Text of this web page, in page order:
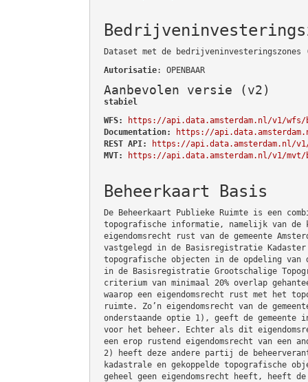
Dataset met de bedrijveninvesteringszones
Autorisatie: OPENBAAR
Aanbevolen versie (v2)
stabiel
WFS:
https://api.data.amsterdam.nl/v1/wfs/
Documentation:
https://
REST API:
https://api.data.amsterdam.nl/
MVT:
https://api.data.amsterdam.nl/v1/
Beheerkaart Basis
De Beheerkaart Publieke Ruimte is een
topografische informatie, namelijk van de
eigendomsrecht rust van de gemeente
vastgelegd in de Basisregistratie Kadaster
topografische objecten in de opdeling van
in de Basisregistratie Grootschalige
criterium van minimaal 20% overlap
waarop een eigendomsrecht rust met het
ruimte. Zo’n eigendomsrecht van de
onderstaande optie 1), geeft de
voor het beheer. Echter als dit
een erop rustend eigendomsrecht van een
2) heeft deze andere partij de
kadastrale en gekoppelde topografische
geheel geen eigendomsrecht heeft, heeft de